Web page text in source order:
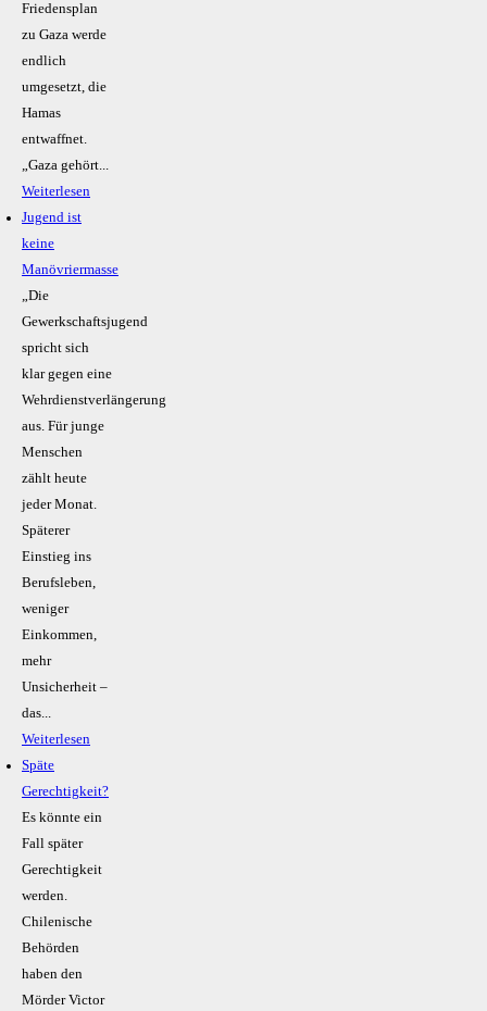
Friedensplan
zu Gaza werde
endlich
umgesetzt, die
Hamas
entwaffnet.
„Gaza gehört...
Weiterlesen
Jugend ist
keine
Manövriermasse
„Die
Gewerkschaftsjugend
spricht sich
klar gegen eine
Wehrdienstverlängerung
aus. Für junge
Menschen
zählt heute
jeder Monat.
Späterer
Einstieg ins
Berufsleben,
weniger
Einkommen,
mehr
Unsicherheit –
das...
Weiterlesen
Späte
Gerechtigkeit?
Es könnte ein
Fall später
Gerechtigkeit
werden.
Chilenische
Behörden
haben den
Mörder Victor